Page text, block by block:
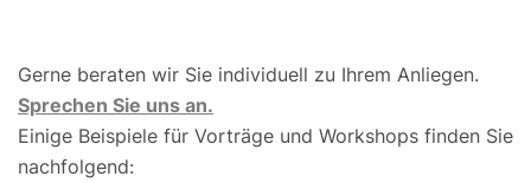
Gerne beraten wir Sie individuell zu Ihrem Anliegen.
Sprechen Sie uns an.
Einige Beispiele für Vorträge und Workshops finden Sie
nachfolgend: